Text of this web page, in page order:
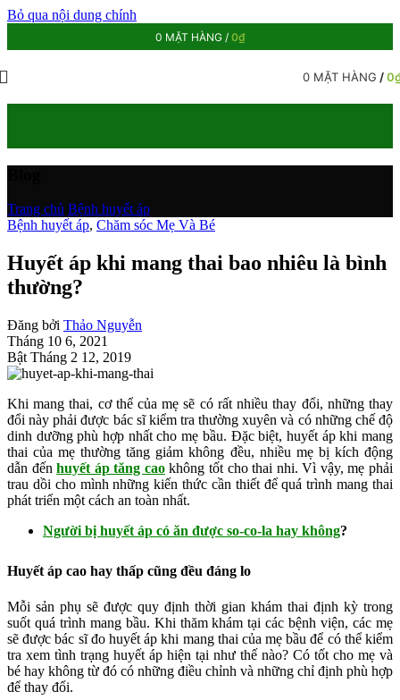
Bỏ qua nội dung chính
0 MẶT HÀNG / 0₫
0 MẶT HÀNG /0
Trang chủ Bệnh huyết áp
Bệnh huyết áp, Chăm sóc Mẹ Và Bé
Huyết áp khi mang thai bao nhiêu là bình
thường?
Đăng bởi Thảo Nguyễn
Tháng 10 6, 2021
Bật Tháng 2 12, 2019
Khi mang thai, cơ thể của mẹ sẽ có rất nhiều thay đổi, những thay
đổi này phải được bác sĩ kiểm tra thường xuyên và có những chế độ
dinh dưỡng phù hợp nhất cho mẹ bầu. Đặc biệt, huyết áp khi mang
thai của mẹ thường tăng giảm không đều, nhiều mẹ bị kích động
dẫn đếnhuyết áp tăng cao không tốt cho thai nhi. Vì vậy, mẹ phải
trau dồi cho mình những kiến thức cần thiết để quá trình mang thai
phát triển một cách an toàn nhất.
Người bị huyết áp có ăn được so-co-la hay không?
Huyết áp cao hay thấp cũng đều đáng lo
Mỗi sản phụ sẽ được quy định thời gian khám thai định kỳ trong
suốt quá trình mang bầu. Khi thăm khám tại các bệnh viện, các mẹ
sẽ được bác sĩ đo huyết áp khi mang thai của mẹ bầu để có thể kiểm
tra xem tình trạng huyết áp hiện tại như thế nào? Có tốt cho mẹ và
bé hay không từ đó có những điều chỉnh và những chỉ định phù hợp
để thay đổi.